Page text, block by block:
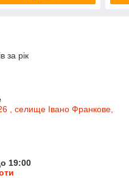
за рік
, селище Івано Франкове,
19:00